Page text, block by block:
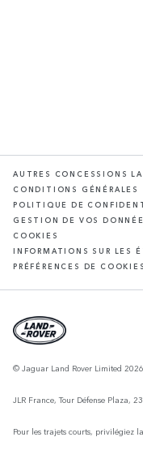
AUTRES CONCESSIONS
CONDITIONS GÉNÉRALES
POLITIQUE DE
GESTION DE VOS
COOKIES
INFORMATIONS SUR LES
PRÉFÉRENCES DE COOKIES
© Jaguar Land Rover Limited 2026
JLR France, Tour Défense Plaza,
Pour les trajets courts, privilégiez